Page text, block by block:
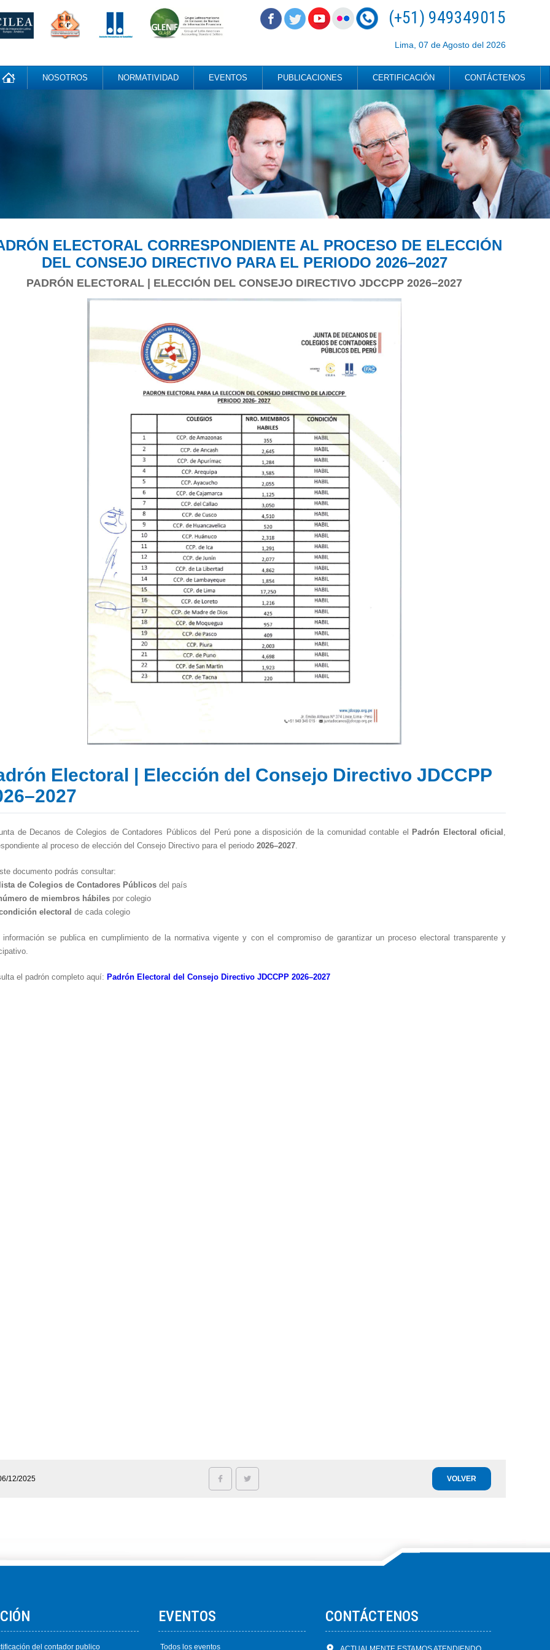
(+51) 949349015
Lima, 07 de Agosto del 2026
NOSOTROS NORMATIVIDAD EVENTOS PUBLICACIONES CERTIFICACIÓN CONTÁCTENOS
ELECTORAL CORRESPONDIENTE AL PROCESO DE ELECCIÓN
DEL CONSEJO DIRECTIVO PARA EL PERIODO 2026–2027
PADRÓN ELECTORAL | ELECCIÓN DEL CONSEJO DIRECTIVO JDCCPP 2026–2027
Electoral | Elección del Consejo Directivo JDCCPP
de Decanos de Colegios de Contadores Públicos del Perú pone a disposición de la comunidad contable el Padrón Electoral oficial
al proceso de elección del Consejo Directivo para el periodo 2026–2027
documento podrás consultar:
de Colegios de Contadores Públicos del país
de miembros hábiles por colegio
electoral de cada colegio
información se publica en cumplimiento de la normativa vigente y con el compromiso de garantizar un proceso electoral transparente y
el padrón completo aquí: Padrón Electoral del Consejo Directivo JDCCPP 2026–2027
12/2025 VOLVER
del contador publico
EVENTOS
Todos los eventos
CONTÁCTENOS